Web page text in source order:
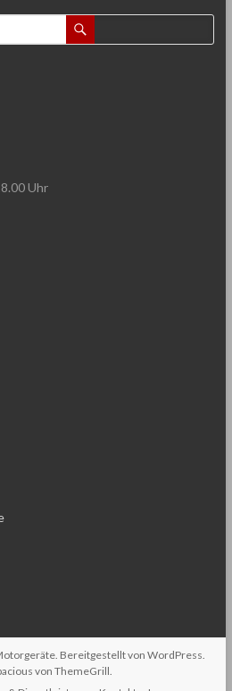
Uhr
. Bereitgestellt von WordPress.
von ThemeGrill.